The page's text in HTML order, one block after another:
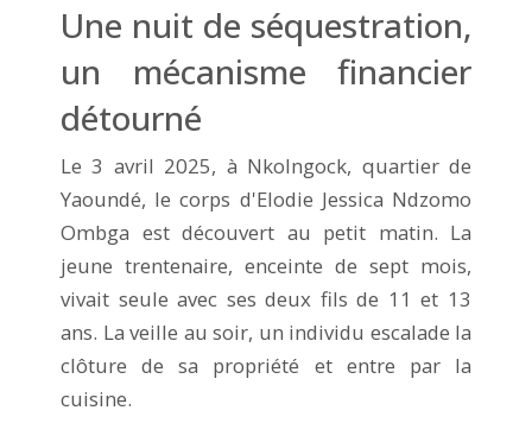
Une nuit de séquestration,
un mécanisme financier
détourné
Le 3 avril 2025, à Nkolngock, quartier de
Yaoundé, le corps d'Elodie Jessica Ndzomo
Ombga est découvert au petit matin. La
jeune trentenaire, enceinte de sept mois,
vivait seule avec ses deux fils de 11 et 13
ans. La veille au soir, un individu escalade la
clôture de sa propriété et entre par la
cuisine.